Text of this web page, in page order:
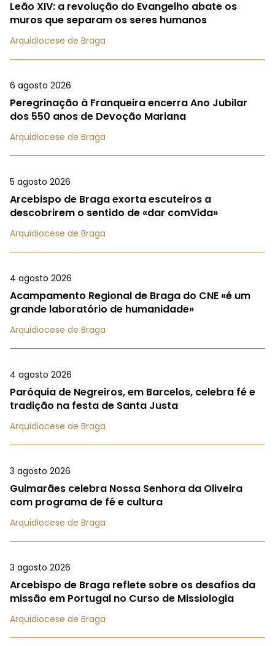
Leão XIV: a revolução do Evangelho abate os
muros que separam os seres humanos
Arquidiocese de Braga
6 agosto 2026
Peregrinação à Franqueira encerra Ano Jubilar
dos 550 anos de Devoção Mariana
Arquidiocese de Braga
5 agosto 2026
Arcebispo de Braga exorta escuteiros a
descobrirem o sentido de «dar comVida»
Arquidiocese de Braga
4 agosto 2026
Acampamento Regional de Braga do CNE «é um
grande laboratório de humanidade»
Arquidiocese de Braga
4 agosto 2026
Paróquia de Negreiros, em Barcelos, celebra fé e
tradição na festa de Santa Justa
Arquidiocese de Braga
3 agosto 2026
Guimarães celebra Nossa Senhora da Oliveira
com programa de fé e cultura
Arquidiocese de Braga
3 agosto 2026
Arcebispo de Braga reflete sobre os desafios da
missão em Portugal no Curso de Missiologia
Arquidiocese de Braga